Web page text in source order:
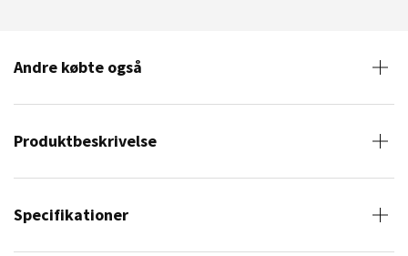
Andre købte også
Produktbeskrivelse
Specifikationer